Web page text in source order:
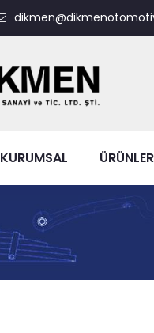
KURUMSAL ÜRÜNLER